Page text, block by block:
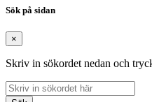
Sök på sidan
×
Skriv in sökordet nedan och